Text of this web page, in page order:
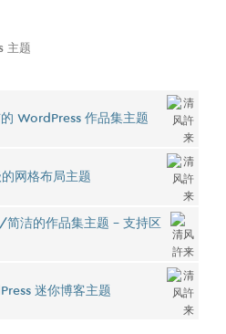
主题
WordPress 作品集主题
网格布局主题
简洁的作品集主题 - 支持区
迷你博客主题